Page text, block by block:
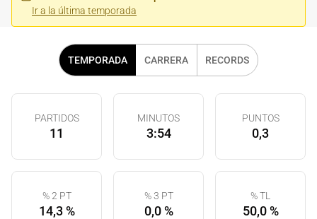
Ir a la última temporada
TEMPORADA CARRERA RECORDS
PARTIDOS
11
MINUTOS
3:54
PUNTOS
0,3
% 2 PT
14,3 %
% 3 PT
0,0 %
% TL
50,0 %